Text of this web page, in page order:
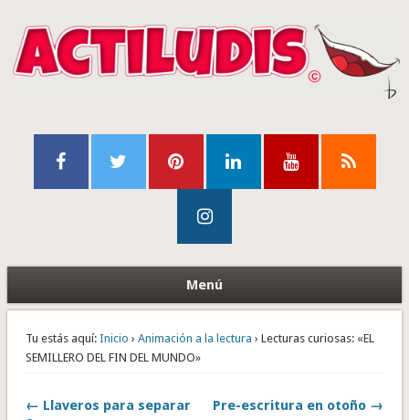
Menú
Tu estás aquí: Inicio › Animación a la lectura › Lecturas curiosas: «EL
SEMILLERO DEL FIN DEL MUNDO»
← Llaveros para separar
Pre-escritura en otoño →